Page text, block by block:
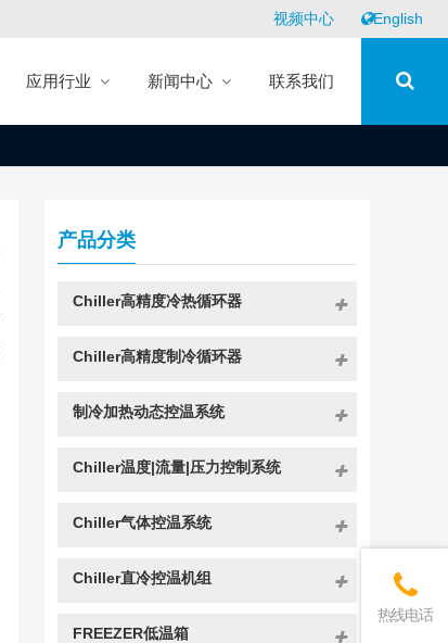
视频中心 English
应用行业 新闻中心 联系我们
产品分类
Chiller高精度冷热循环器
Chiller高精度制冷循环器
制冷加热动态控温系统
Chiller温度|流量|压力控制系统
Chiller气体控温系统
Chiller直冷控温机组
FREEZER低温箱
热线电话